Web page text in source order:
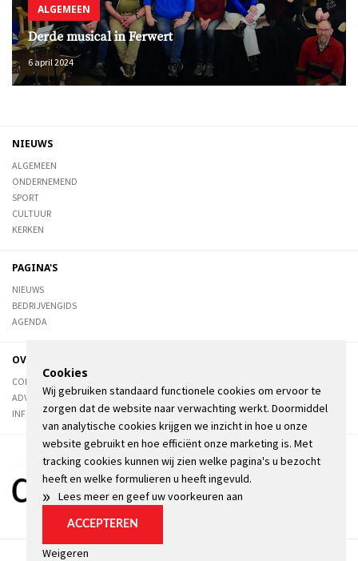
ALGEMEEN
Derde musical in Ferwert
6 april 2024
NIEUWS
ALGEMEEN
ONDERNEMEND
SPORT
CULTUUR
KERKEN
PAGINA'S
NIEUWS
BEDRIJVENGIDS
AGENDA
OVER DE STIENSER
CONTACT
ADVERTEREN
INFORMATIE
Algemene voorwaarden
Cookies
Wij gebruiken standaard functionele cookies om ervoor te
zorgen dat de website naar verwachting werkt. Doormiddel
van analytische cookies krijgen we inzicht in hoe u onze
website gebruikt en hoe efficiënt onze marketing is. Met
tracking cookies kunnen wij zien welke pagina's u bezocht
heeft en welke formulieren u heeft ingevuld.
» Lees meer en geef uw voorkeuren aan
ACCEPTEREN
Weigeren